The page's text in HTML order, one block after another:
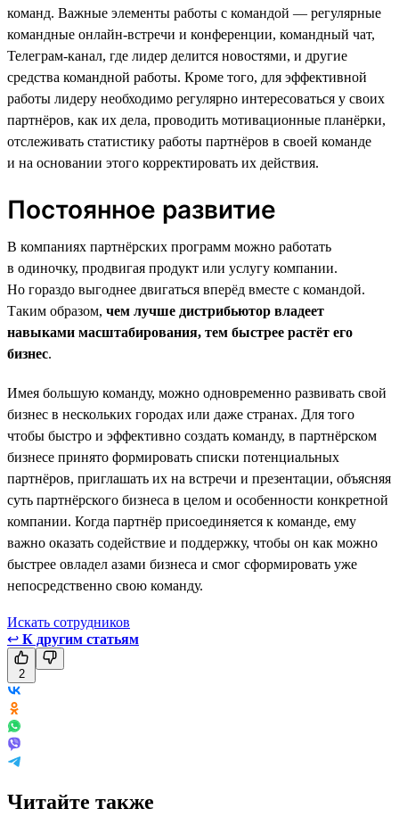
команд. Важные элементы работы с командой — регулярные
командные онлайн-встречи и конференции, командный чат,
Телеграм-канал, где лидер делится новостями, и другие
средства командной работы. Кроме того, для эффективной
работы лидеру необходимо регулярно интересоваться у своих
партнёров, как их дела, проводить мотивационные планёрки,
отслеживать статистику работы партнёров в своей команде
и на основании этого корректировать их действия.
Постоянное развитие
В компаниях партнёрских программ можно работать
в одиночку, продвигая продукт или услугу компании.
Но гораздо выгоднее двигаться вперёд вместе с командой.
Таким образом, чем лучше дистрибьютор владеет
навыками масштабирования, тем быстрее растёт его
бизнес.
Имея большую команду, можно одновременно развивать свой
бизнес в нескольких городах или даже странах. Для того
чтобы быстро и эффективно создать команду, в партнёрском
бизнесе принято формировать списки потенциальных
партнёров, приглашать их на встречи и презентации, объясняя
суть партнёрского бизнеса в целом и особенности конкретной
компании. Когда партнёр присоединяется к команде, ему
важно оказать содействие и поддержку, чтобы он как можно
быстрее овладел азами бизнеса и смог сформировать уже
непосредственно свою команду.
Искать сотрудников
↩ К другим статьям
2
Читайте также